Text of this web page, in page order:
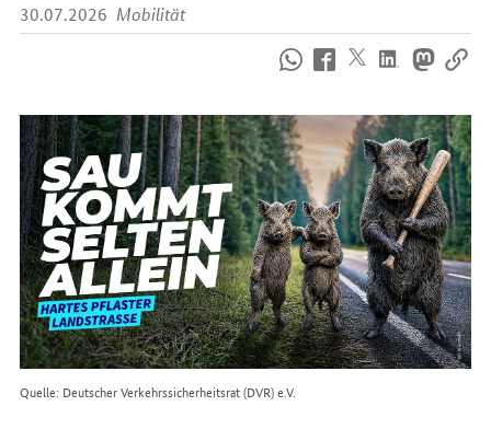
30.07.2026 Mobilität
uns
im
Internet
Quelle: Deutscher Verkehrssicherheitsrat (DVR) e.V.